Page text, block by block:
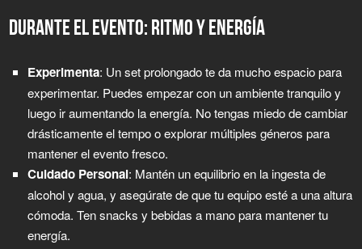
DURANTE EL EVENTO: RITMO Y ENERGÍA
Experimenta: Un set prolongado te da mucho espacio para
experimentar. Puedes empezar con un ambiente tranquilo y
luego ir aumentando la energía. No tengas miedo de cambiar
drásticamente el tempo o explorar múltiples géneros para
mantener el evento fresco.
Cuidado Personal: Mantén un equilibrio en la ingesta de
alcohol y agua, y asegúrate de que tu equipo esté a una altura
cómoda. Ten snacks y bebidas a mano para mantener tu
energía.